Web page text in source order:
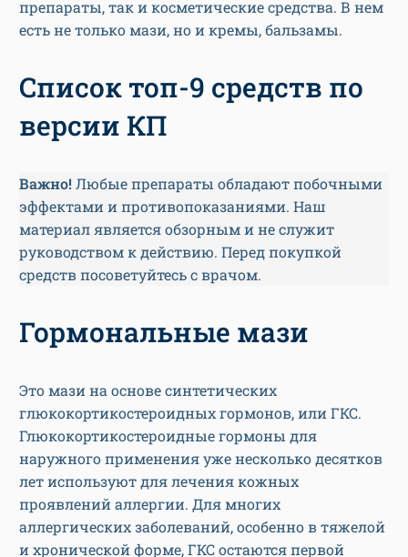
препараты, так и косметические средства. В нем
есть не только мази, но и кремы, бальзамы.
Список топ-9 средств по
версии КП
Важно! Любые препараты обладают побочными
эффектами и противопоказаниями. Наш
материал является обзорным и не служит
руководством к действию. Перед покупкой
средств посоветуйтесь с врачом.
Гормональные мази
Это мази на основе синтетических
глюкокортикостероидных гормонов, или ГКС.
Глюкокортикостероидные гормоны для
наружного применения уже несколько десятков
лет используют для лечения кожных
проявлений аллергии. Для многих
аллергических заболеваний, особенно в тяжелой
и хронической форме, ГКС остаются первой